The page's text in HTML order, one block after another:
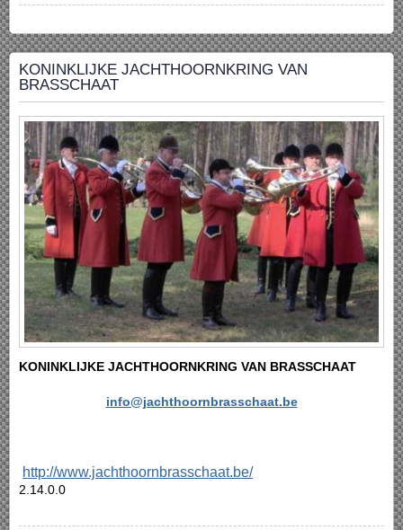
KONINKLIJKE JACHTHOORNKRING VAN
BRASSCHAAT
KONINKLIJKE JACHTHOORNKRING VAN BRASSCHAAT
info@jachthoornbrasschaat.be
http://www.jachthoornbrasschaat.be/
2.14.0.0